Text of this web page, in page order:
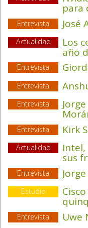
para
Entrevista
José
Actualidad
Los
año
Entrevista
Entrevista
Entrevista
Entrevista
Kirk
Actualidad
sus
Entrevista
Estudio
Entrevista
Uwe